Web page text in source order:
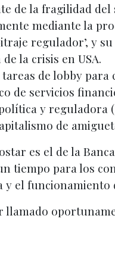
de la fragilidad del
mediante la
regulador’, y
la crisis en USA.
de lobby
de servicios
y reguladora
de
es el de la
tiempo para los
el funcionamiento